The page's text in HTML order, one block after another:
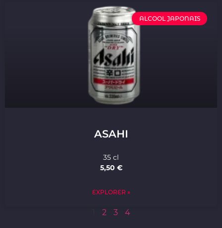
ALCOOL JAPONAIS
ASAHI
35 cl
5,50 €
EXPLORER »
2 3 4